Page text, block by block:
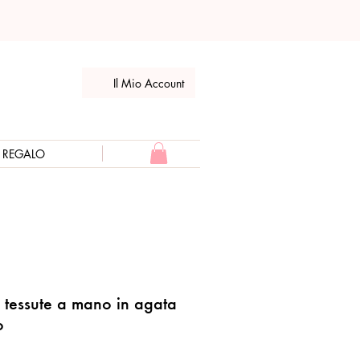
Il Mio Account
REGALO
a mano in agata